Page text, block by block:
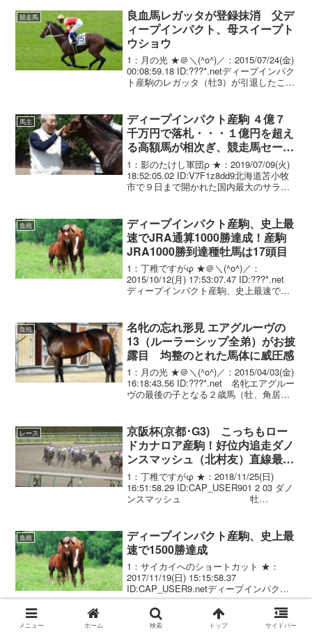
競走馬
良血馬レガッタが登録抹消 父デ
ィープインパクト、母スイープト
ウショウ
1：月の光 ★＠＼(^o^)／：2015/07/24(金)
00:08:59.18 ID:???*.netディープインパク
ト産駒のレガッタ（牡3）が引退したこと
馬主
ディープインパクト産駒 ４億７
千万円で落札・・・１億円を超え
る高額馬が相次ぎ、競走馬セール
活況
1：影のたけし軍団ρ ★：2019/07/09(火)
18:52:05.02 ID:V7F1z8dd9北海道苫小牧
市で９日まで開かれた国内最大のサラブ
円に達し、過去最高...
血統
ディープインパクト産駒、史上最
速でJRA通算1000勝達成！産駒
JRA1000勝到達種牡馬は17頭目
1：丁稚ですがφ ★＠＼(^o^)／：
2015/10/12(月) 17:53:07.47 ID:???*.net
ディープインパクト産駒、史上最速でＪ
ィープインパクト...
血統
名牝の忘れ形見 エアグルーヴの
13（ルーラーシップ全弟）がお披
露目 均整のとれた馬体に威圧感
1：月の光 ★＠＼(^o^)／：2015/04/03(金)
16:18:43.56 ID:???*.net 名牝エアグルー
ヴの最後の子となる２歳馬（牡、角居、
馬撮影会に...
レース
京阪杯(京都･G3) こっちもロー
ドカナロア産駒！好位内追走ダノ
ンスマッシュ（北村友）直線最内
から抜け出し重賞初制覇！
1：丁稚ですがφ ★：2018/11/25(日)
16:51:58.29 ID:CAP_USER901 2 03 ダノ
ンスマッシュ 牡
血統
ディープインパクト産駒、史上最
速で1500勝達成
1：サイカイへのショートカット ★：
2017/11/19(日) 15:15:58.37
ID:CAP_USER9.netディープインパクト
産駒、史上最速で1500勝達成（日刊スポ
ーツ）- Yahoo!ニュース 京都５Ｒでフラ
ンツが１着となり...
メニュー ホーム 検索 トップ サイドバー